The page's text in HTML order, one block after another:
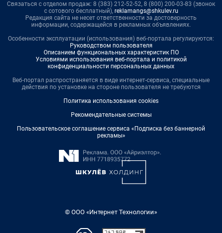
Связаться с отделом продаж: 8 (383) 212-52-52, 8 (800) 200-03-83 (звонок
с сотового бесплатный), reklamangs@shkulev.ru
Редакция сайта не несет ответственности за достоверность
информации, содержащейся в рекламных объявлениях.
Особенности эксплуатации (использования) веб-портала регулируются:
Руководством пользователя
Описанием функциональных характеристик ПО
Условиями использования веб-портала и политикой
конфиденциальности персональных данных
Веб-портал распространяется в виде интернет-сервиса, специальные
действия по установке на стороне пользователя не требуются
Политика использования cookies
Рекомендательные системы
Пользовательское соглашение сервиса «Подписка без баннерной
рекламы»
© ООО «Интернет Технологии»